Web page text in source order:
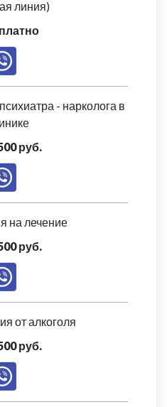
линия)
- нарколога в
руб.
на лечение
руб.
от алкоголя
руб.